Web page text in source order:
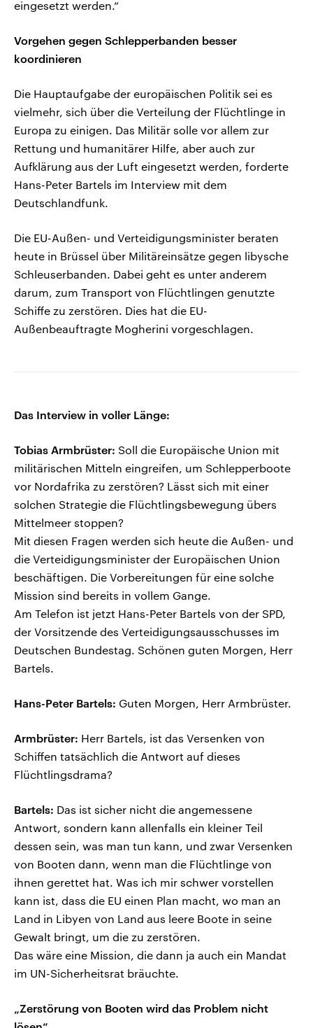
eingesetzt werden.“
Vorgehen gegen Schlepperbanden besser
koordinieren
Die Hauptaufgabe der europäischen Politik sei es
vielmehr, sich über die Verteilung der Flüchtlinge in
Europa zu einigen. Das Militär solle vor allem zur
Rettung und humanitärer Hilfe, aber auch zur
Aufklärung aus der Luft eingesetzt werden, forderte
Hans-Peter Bartels im Interview mit dem
Deutschlandfunk.
Die EU-Außen- und Verteidigungsminister beraten
heute in Brüssel über Militäreinsätze gegen libysche
Schleuserbanden. Dabei geht es unter anderem
darum, zum Transport von Flüchtlingen genutzte
Schiffe zu zerstören. Dies hat die EU-
Außenbeauftragte Mogherini vorgeschlagen.
Das Interview in voller Länge:
Tobias Armbrüster: Soll die Europäische Union mit
militärischen Mitteln eingreifen, um Schlepperboote
vor Nordafrika zu zerstören? Lässt sich mit einer
solchen Strategie die Flüchtlingsbewegung übers
Mittelmeer stoppen?
Mit diesen Fragen werden sich heute die Außen- und
die Verteidigungsminister der Europäischen Union
beschäftigen. Die Vorbereitungen für eine solche
Mission sind bereits in vollem Gange.
Am Telefon ist jetzt Hans-Peter Bartels von der SPD,
der Vorsitzende des Verteidigungsausschusses im
Deutschen Bundestag. Schönen guten Morgen, Herr
Bartels.
Hans-Peter Bartels: Guten Morgen, Herr Armbrüster.
Armbrüster: Herr Bartels, ist das Versenken von
Schiffen tatsächlich die Antwort auf dieses
Flüchtlingsdrama?
Bartels: Das ist sicher nicht die angemessene
Antwort, sondern kann allenfalls ein kleiner Teil
dessen sein, was man tun kann, und zwar Versenken
von Booten dann, wenn man die Flüchtlinge von
ihnen gerettet hat. Was ich mir schwer vorstellen
kann ist, dass die EU einen Plan macht, wo man an
Land in Libyen von Land aus leere Boote in seine
Gewalt bringt, um die zu zerstören.
Das wäre eine Mission, die dann ja auch ein Mandat
im UN-Sicherheitsrat bräuchte.
„Zerstörung von Booten wird das Problem nicht